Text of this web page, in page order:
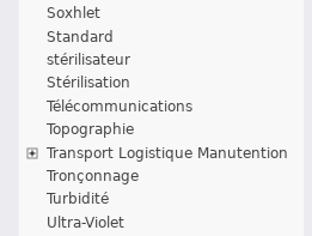
Soxhlet
Standard
stérilisateur
Stérilisation
Télécommunications
Topographie
Transport Logistique Manutention
Tronçonnage
Turbidité
Ultra-Violet